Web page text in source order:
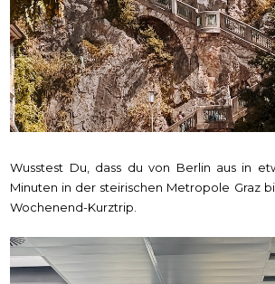
Wusstest Du, dass du von Berlin aus in
Minuten in der steirischen Metropole Graz
Wochenend-Kurztrip.